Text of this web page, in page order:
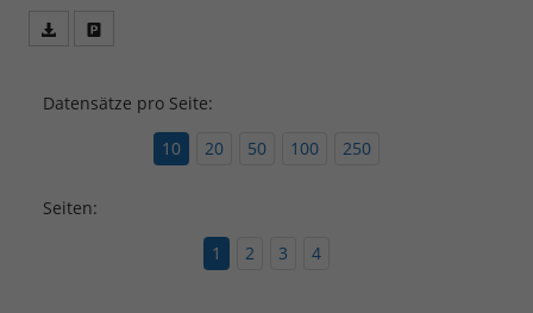
speichern/drucken
Datensätze pro Seite:
10
20 50 100 250
Seiten:
1
2 3 4